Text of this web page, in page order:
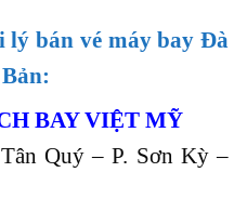
lý bán vé máy bay Đà
:
BAY VIỆT MỸ
Quý – P. Sơn Kỳ –